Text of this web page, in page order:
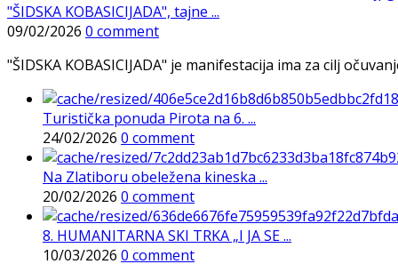
"ŠIDSKA KOBASICIJADA", tajne ...
09/02/2026 0 comment
"ŠIDSKA KOBASICIJADA" je manifestacija ima za cilj
Turistička ponuda Pirota na 6. ...
24/02/2026 0 comment
Na Zlatiboru obeležena kineska ...
20/02/2026 0 comment
8. HUMANITARNA SKI TRKA „I JA SE ...
10/03/2026 0 comment